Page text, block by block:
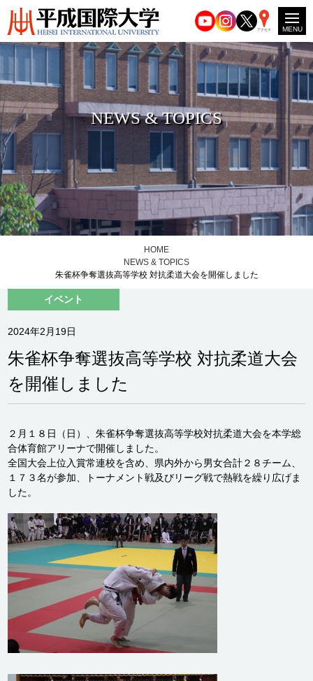
アクセス MENU
NEWS & TOPICS
HOME
NEWS & TOPICS
朱雀杯争奪選抜高等学校 対抗柔道大会を開催しました
イベント
2024年2月19日
朱雀杯争奪選抜高等学校 対抗柔道大会
を開催しました
２月１８日（日）、朱雀杯争奪選抜高等学校対抗柔道大会を本学総
合体育館アリーナで開催しました。
全国大会上位入賞常連校を含め、県内外から男女合計２８チーム、
１７３名が参加、トーナメント戦及びリーグ戦で熱戦を繰り広げま
した。